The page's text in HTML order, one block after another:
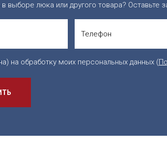
выборе люка или другого товара?
на обработку моих персональных данных (